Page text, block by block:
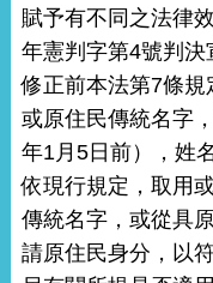
賦予有不同之法律
年憲判字第4號判
修正前本法第7條
或原住民傳統名字
年1月5日前），姓
依現行規定，取用
傳統名字，或從具
請原住民身分，以